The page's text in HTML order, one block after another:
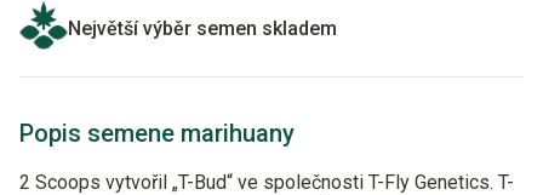
Největší výběr semen skladem
Popis semene marihuany
2 Scoops vytvořil „T-Bud“ ve společnosti T-Fly Genetics. T-